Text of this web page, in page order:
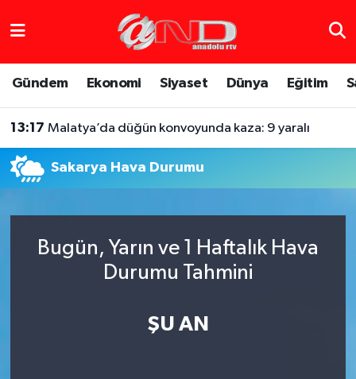
Gündem Ekonomi Siyaset Dünya Eğitim
13:17 Malatya’da düğün konvoyunda kaza: 9 yaralı
Sakarya Hava Durumu
Bugün, Yarın ve 1 Haftalık Hava
Durumu Tahmini
ŞU AN
Gündem
Haber Arşivi